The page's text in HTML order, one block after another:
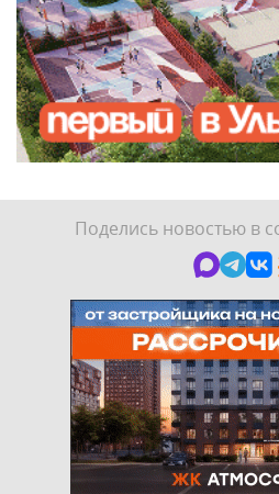
Поделись новостью в